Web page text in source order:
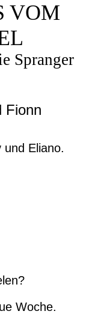
VOM
Spranger
Fionn
und Eliano.
Woche.